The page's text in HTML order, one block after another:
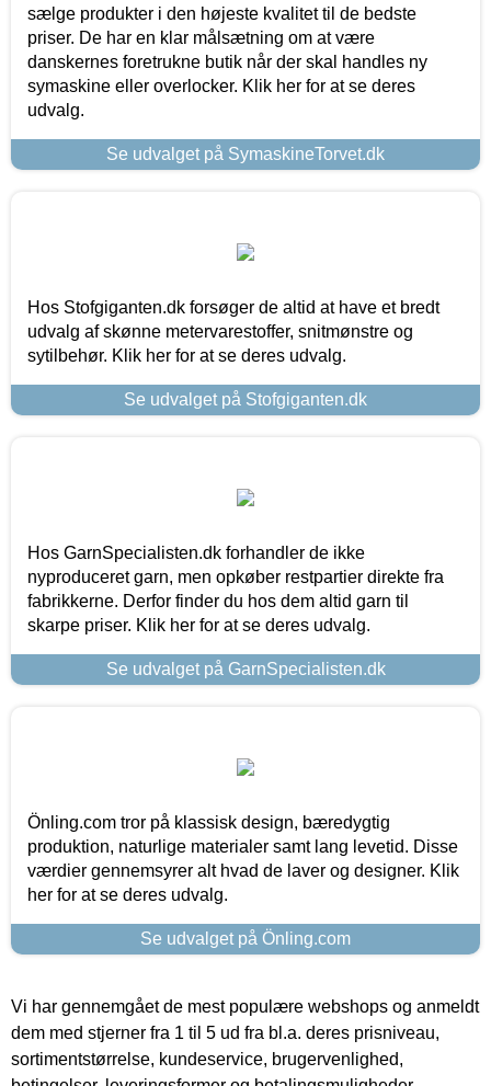
sælge produkter i den højeste kvalitet til de bedste
priser. De har en klar målsætning om at være
danskernes foretrukne butik når der skal handles ny
symaskine eller overlocker. Klik her for at se deres
udvalg.
Se udvalget på SymaskineTorvet.dk
Hos Stofgiganten.dk forsøger de altid at have et bredt
udvalg af skønne metervarestoffer, snitmønstre og
sytilbehør. Klik her for at se deres udvalg.
Se udvalget på Stofgiganten.dk
Hos GarnSpecialisten.dk forhandler de ikke
nyproduceret garn, men opkøber restpartier direkte fra
fabrikkerne. Derfor finder du hos dem altid garn til
skarpe priser. Klik her for at se deres udvalg.
Se udvalget på GarnSpecialisten.dk
Önling.com tror på klassisk design, bæredygtig
produktion, naturlige materialer samt lang levetid. Disse
værdier gennemsyrer alt hvad de laver og designer. Klik
her for at se deres udvalg.
Se udvalget på Önling.com
Vi har gennemgået de mest populære webshops og anmeldt
dem med stjerner fra 1 til 5 ud fra bl.a. deres prisniveau,
sortimentstørrelse, kundeservice, brugervenlighed,